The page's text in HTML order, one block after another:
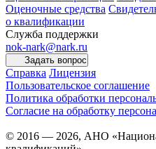
Оценочные средства
о квалификации
Служба поддержки
nok-nark@nark.ru
Задать вопрос
Справка Лицензия
Пользовательское соглашение
Политика обработки
Согласие на обработку
© 2016 — 2026, АНО